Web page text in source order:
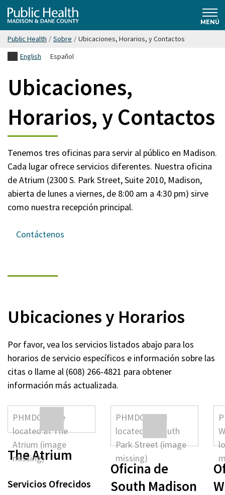
Saltar
hasta
el
principal
Public
Health
Madison
& Dane
County
MENÚ
Public Health / Sobre / Ubicaciones, Horarios, y Contactos
English
Español
Ubicaciones,
Horarios, y Contactos
Tenemos tres oficinas para servir al público en Madison.
Cada lugar ofrece servicios diferentes. Nuestra oficina
de Atrium (2300 S. Park Street, Suite 2010, Madison,
abierta de lunes a viernes, de 8:00 am a 4:30 pm) sirve
como nuestra recepción principal.
Contáctenos
Ubicaciones y Horarios
Por favor, vea los servicios listados abajo para los
horarios de servicio específicos e información sobre las
citas o llame al (608) 266-4821 para obtener
información más actualizada.
The Atrium
Servicios Ofrecidos
Oficina de
South Madison